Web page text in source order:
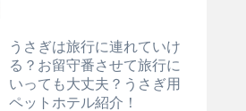
うさぎは旅行に連れていけ
る？お留守番させて旅行に
いっても大丈夫？うさぎ用
ペットホテル紹介！